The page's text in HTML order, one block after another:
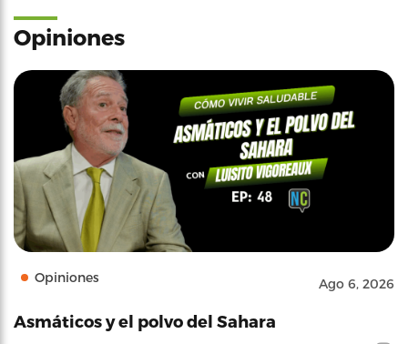
Opiniones
Opiniones Ago 6, 2026
Asmáticos y el polvo del Sahara